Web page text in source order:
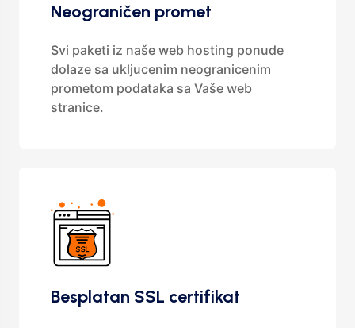
Neograničen promet
Svi paketi iz naše web hosting ponude
dolaze sa ukljucenim neogranicenim
prometom podataka sa Vaše web
stranice.
Besplatan SSL certifikat